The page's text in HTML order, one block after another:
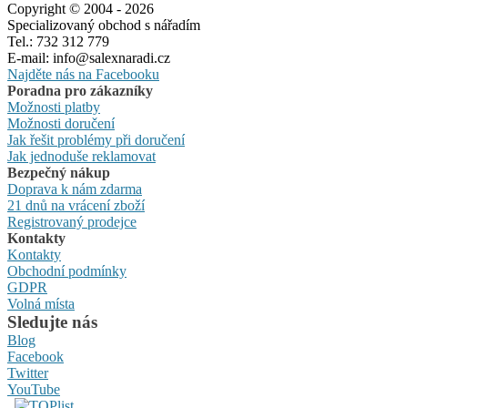
Copyright © 2004 - 2026
Specializovaný obchod s nářadím
Tel.: 732 312 779
E-mail: info@salexnaradi.cz
Najděte nás na Facebooku
Poradna pro zákazníky
Možnosti platby
Možnosti doručení
Jak řešit problémy při doručení
Jak jednoduše reklamovat
Bezpečný nákup
Doprava k nám zdarma
21 dnů na vrácení zboží
Registrovaný prodejce
Kontakty
Kontakty
Obchodní podmínky
GDPR
Volná místa
Sledujte nás
Blog
Facebook
Twitter
YouTube